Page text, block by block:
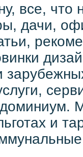
все, что
дачи,
и